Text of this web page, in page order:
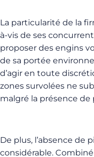
La particularité de la
à-vis de ses
proposer des engins
de sa portée
d’agir en toute
zones survolées ne
malgré la présence de
De plus, l’absence de
considérable.